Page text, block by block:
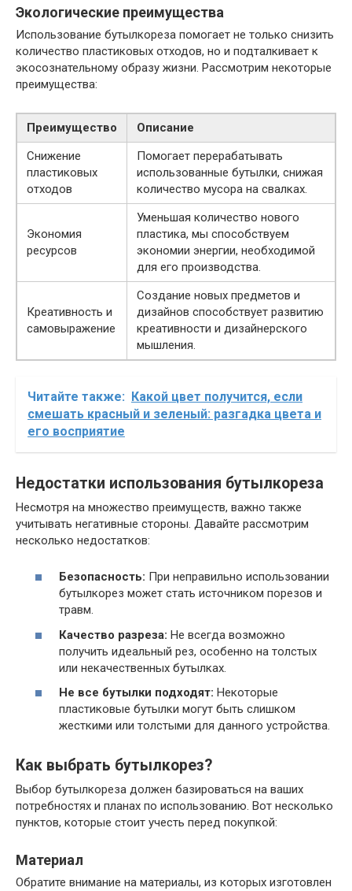
Экологические преимущества
Использование бутылкореза помогает не только снизить
количество пластиковых отходов, но и подталкивает к
экосознательному образу жизни. Рассмотрим некоторые
преимущества:
Преимущество
Описание
Снижение
пластиковых
отходов
Помогает перерабатывать
использованные бутылки, снижая
количество мусора на свалках.
Экономия
ресурсов
Уменьшая количество нового
пластика, мы способствуем
экономии энергии, необходимой
для его производства.
Креативность и
самовыражение
Создание новых предметов и
дизайнов способствует развитию
креативности и дизайнерского
мышления.
Читайте также: Какой цвет получится, если
смешать красный и зеленый: разгадка цвета и
его восприятие
Недостатки использования бутылкореза
Несмотря на множество преимуществ, важно также
учитывать негативные стороны. Давайте рассмотрим
несколько недостатков:
Безопасность: При неправильно использовании
бутылкорез может стать источником порезов и
травм.
Качество разреза: Не всегда возможно
получить идеальный рез, особенно на толстых
или некачественных бутылках.
Не все бутылки подходят: Некоторые
пластиковые бутылки могут быть слишком
жесткими или толстыми для данного устройства.
Как выбрать бутылкорез?
Выбор бутылкореза должен базироваться на ваших
потребностях и планах по использованию. Вот несколько
пунктов, которые стоит учесть перед покупкой:
Материал
Обратите внимание на материалы, из которых изготовлен